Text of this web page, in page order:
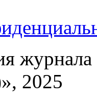
2025